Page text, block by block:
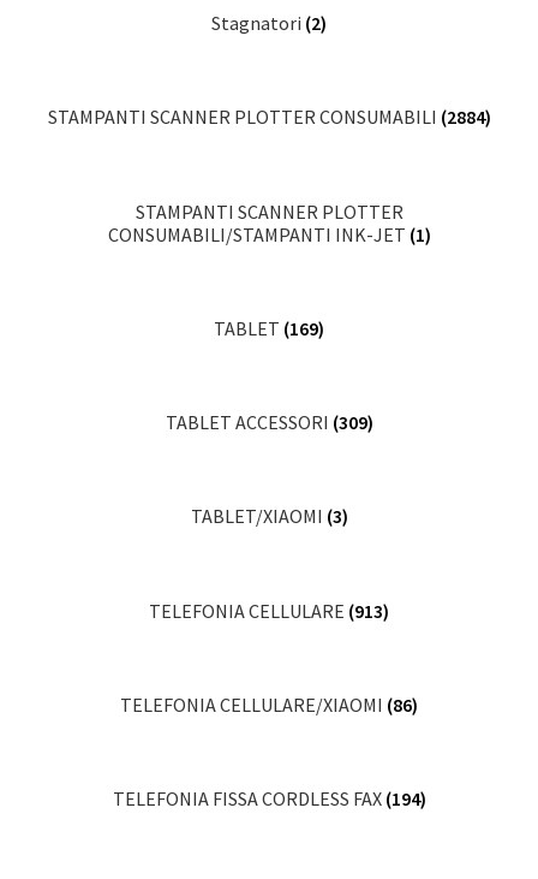
Stagnatori (2)
STAMPANTI SCANNER PLOTTER CONSUMABILI (2884)
STAMPANTI SCANNER PLOTTER
CONSUMABILI/STAMPANTI INK-JET (1)
TABLET (169)
TABLET ACCESSORI (309)
TABLET/XIAOMI (3)
TELEFONIA CELLULARE (913)
TELEFONIA CELLULARE/XIAOMI (86)
TELEFONIA FISSA CORDLESS FAX (194)